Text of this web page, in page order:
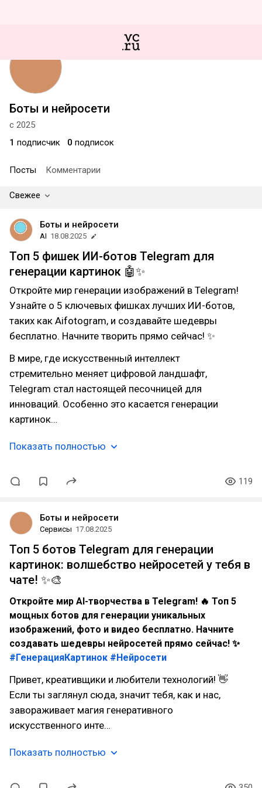
Боты и нейросети
с 2025
1 подписчик 0 подписок
Посты Комментарии
Свежее
Боты и нейросети
AI 18.08.2025
Топ 5 фишек ИИ-ботов Telegram для
генерации картинок 🤖✨
Откройте мир генерации изображений в Telegram!
Узнайте о 5 ключевых фишках лучших ИИ-ботов,
таких как Aifotogram, и создавайте шедевры
бесплатно. Начните творить прямо сейчас! ✨
В мире, где искусственный интеллект
стремительно меняет цифровой ландшафт,
Telegram стал настоящей песочницей для
инноваций. Особенно это касается генерации
картинок…
Показать полностью
119
Боты и нейросети
Сервисы 17.08.2025
Топ 5 ботов Telegram для генерации
картинок: волшебство нейросетей у тебя в
чате! ✨🎨
Откройте мир AI-творчества в Telegram! 🔥 Топ 5
мощных ботов для генерации уникальных
изображений, фото и видео бесплатно. Начните
создавать шедевры нейросетей прямо сейчас! ✨
#ГенерацияКартинок #Нейросети
Привет, креативщики и любители технологий! 👋
Если ты заглянул сюда, значит тебя, как и нас,
завораживает магия генеративного
искусственного инте…
Показать полностью